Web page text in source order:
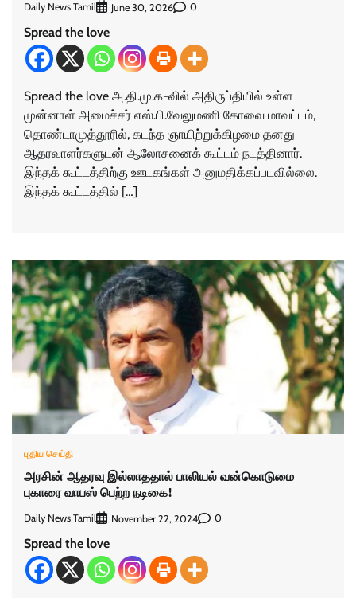
Daily News Tamil June 30, 2026 0
Spread the love
Spread the love அ.தி.மு.க-வில் அதிருப்தியில் உள்ள
முன்னாள் அமைச்சர் எஸ்.பி.வேலுமணி கோவை மாவட்டம்,
தொண்டாமுத்தூரில், கடந்த ஞாயிற்றுக்கிழமை தனது
ஆதரவாளர்களுடன் ஆலோசனைக் கூட்டம் நடத்தினார்.
இந்தக் கூட்டத்திற்கு ஊடகங்கள் அனுமதிக்கப்படவில்லை.
இந்தக் கூட்டத்தில் […]
புதிய செய்தி
அரசின் ஆதரவு இல்லாததால் பாலியல் வன்கொடுமை
புகாரை வாபஸ் பெற்ற நடிகை!
Daily News Tamil November 22, 2024 0
Spread the love